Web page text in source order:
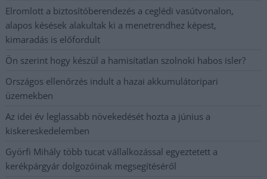
Elromlott a biztosítóberendezés a ceglédi vasútvonalon,
alapos késések alakultak ki a menetrendhez képest,
kimaradás is előfordult
Ön szerint hogy készül a hamisítatlan szolnoki habos isler?
Országos ellenőrzés indult a hazai akkumulátoripari
üzemekben
Az idei év leglassabb növekedését hozta a június a
kiskereskedelemben
Györfi Mihály több tucat vállalkozással egyeztetett a
kerékpárgyár dolgozóinak megsegítéséről